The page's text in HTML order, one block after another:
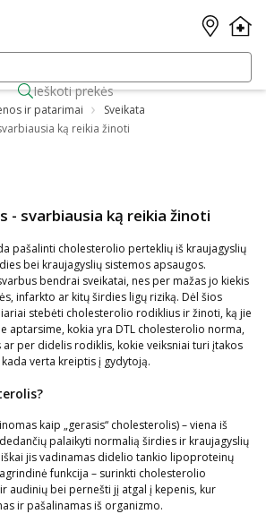
Ieškoti prekės
ir patarimai
Sveikata
ką reikia žinoti
- svarbiausia ką reikia žinoti
pašalinti cholesterolio perteklių iš kraujagyslių
bei kraujagyslių sistemos apsaugos.
bendrai sveikatai, nes per mažas jo kiekis
infarkto ar kitų širdies ligų riziką. Dėl šios
stebėti cholesterolio rodiklius ir žinoti, ką jie
aptarsime, kokia yra DTL cholesterolio norma,
ar per didelis rodiklis, kokie veiksniai turi įtakos
verta kreiptis į gydytoją.
kaip „gerasis“ cholesterolis) – viena iš
palaikyti normalią širdies ir kraujagyslių
jis vadinamas didelio tankio lipoproteinų
funkcija – surinkti cholesterolio
audinių bei pernešti jį atgal į kepenis, kur
ir pašalinamas iš organizmo.